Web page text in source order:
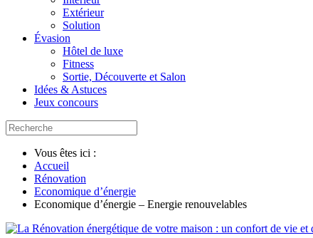
Extérieur
Solution
Évasion
Hôtel de luxe
Fitness
Sortie, Découverte et Salon
Idées & Astuces
Jeux concours
Vous êtes ici :
Accueil
Rénovation
Economique d’énergie
Economique d’énergie – Energie renouvelables